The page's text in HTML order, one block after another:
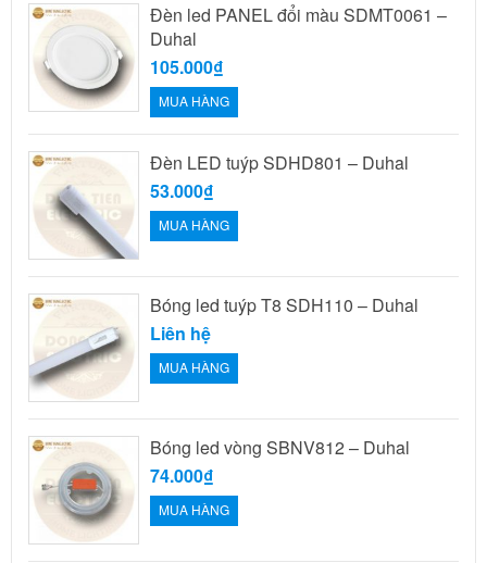
Đèn led PANEL đổi màu SDMT0061 –
Duhal
105.000₫
MUA HÀNG
Đèn LED tuýp SDHD801 – Duhal
53.000₫
MUA HÀNG
Bóng led tuýp T8 SDH110 – Duhal
Liên hệ
MUA HÀNG
Bóng led vòng SBNV812 – Duhal
74.000₫
MUA HÀNG